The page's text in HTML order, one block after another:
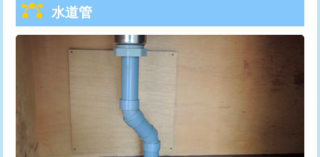
給水管工事※（ライニング鋼管・銅
管・ポリ管・HT管使用/3ｍまで)
給水管工事※（ライニング鋼管・銅
管・ポリ管・HT管使用/3ｍ超え)
排水管工事（土の掘削・埋め戻し作
11,000円~
排水管工事（排水管工事/3ｍまで） 55,000円
トーラー機使用/3mまで
追加トーラー機使用/3m超え
33,000円
8,800円
止水・漏水調査・防水処理・清掃・修
理・調整・分解・加工など（軽作業）
11,000円
水道管